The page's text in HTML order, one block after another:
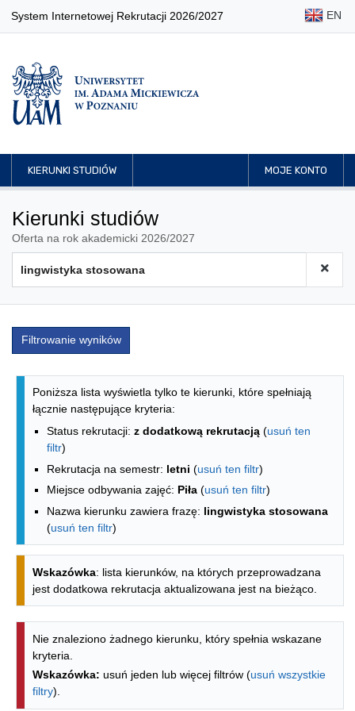
System Internetowej Rekrutacji 2026/2027 EN
KIERUNKI STUDIÓW MOJE KONTO
Kierunki studiów
Oferta na rok akademicki 2026/2027
Filtrowanie wyników
Lista kierunków - spis według
Poniższa lista wyświetla tylko te kierunki, które spełniają
łącznie następujące kryteria:
Status rekrutacji: z dodatkową rekrutacją (usuń ten
filtr)
Rekrutacja na semestr: letni (usuń ten filtr)
Miejsce odbywania zajęć: Piła (usuń ten filtr)
Nazwa kierunku zawiera frazę: lingwistyka stosowana
(usuń ten filtr)
Wskazówka: lista kierunków, na których przeprowadzana
jest dodatkowa rekrutacja aktualizowana jest na bieżąco.
Nie znaleziono żadnego kierunku, który spełnia wskazane
kryteria.
Wskazówka: usuń jeden lub więcej filtrów (usuń wszystkie
filtry).